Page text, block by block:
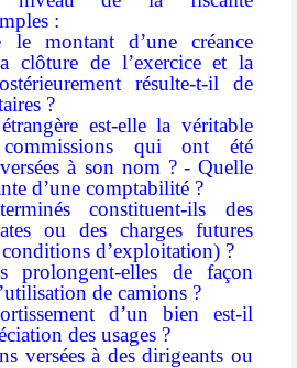
:
montant d’une créance
clôture de l’exercice et la
résulte-t-il de
?
est-elle la véritable
qui ont été
à son nom ? - Quelle
d’une comptabilité ?
constituent-ils des
ou des charges futures
d’exploitation) ?
prolongent-elles de façon
de camions ?
d’un bien est-il
des usages ?
versées à des dirigeants ou